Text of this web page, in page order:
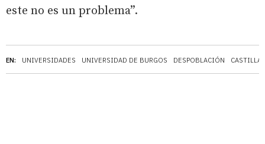
EN: UNIVERSIDADES UNIVERSIDAD DE BURGOS DESPOBLACIÓN CASTILLA
este no es un problema”.